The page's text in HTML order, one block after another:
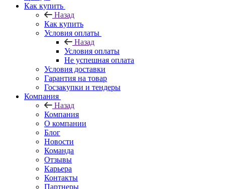
Как купить
Назад
Как купить
Условия оплаты
Назад
Условия оплаты
Не успешная оплата
Условия доставки
Гарантия на товар
Госзакупки и тендеры
Компания
Назад
Компания
О компании
Блог
Новости
Команда
Отзывы
Карьера
Контакты
Партнеры